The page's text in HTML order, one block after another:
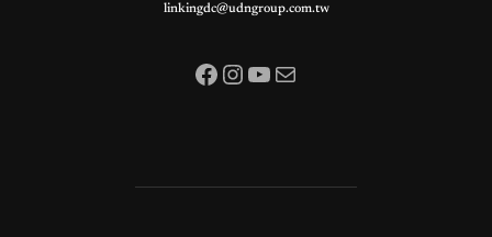
linkingdc@udngroup.com.tw
Facebook InstagramYouTube 電子郵件